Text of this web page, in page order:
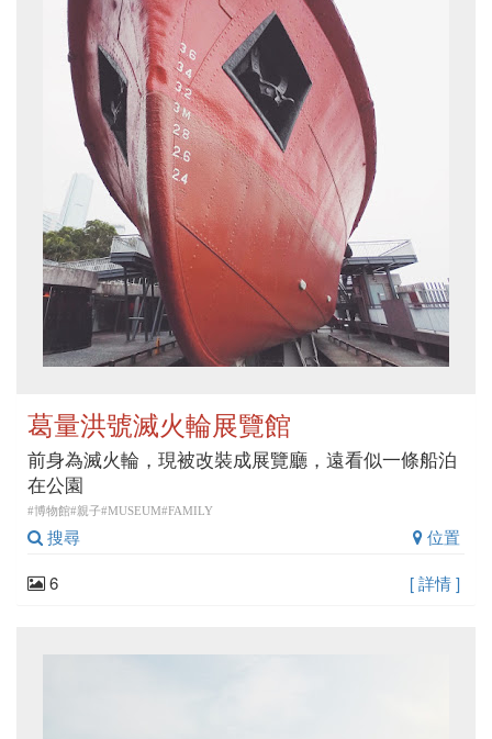
葛量洪號滅火輪展覽館
前身為滅火輪，現被改裝成展覽廳，遠看似一條船泊
在公園
#博物館#親子#MUSEUM#FAMILY
搜尋
位置
6
[ 詳情 ]